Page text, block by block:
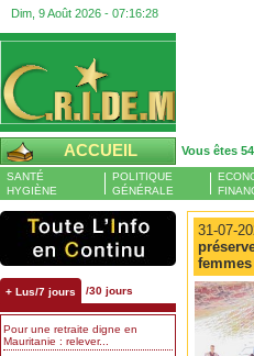
Dim, 9 Août 2026 - 07:16:29
ACCUEIL Vous êtes
SANTÉ
HYGIÈNE
POLITIQUE
GÉNÉRALE
+ Lus/7 jours /30 jours
Pour une retraite digne en
Mauritanie : relever...
31-07-
femmes